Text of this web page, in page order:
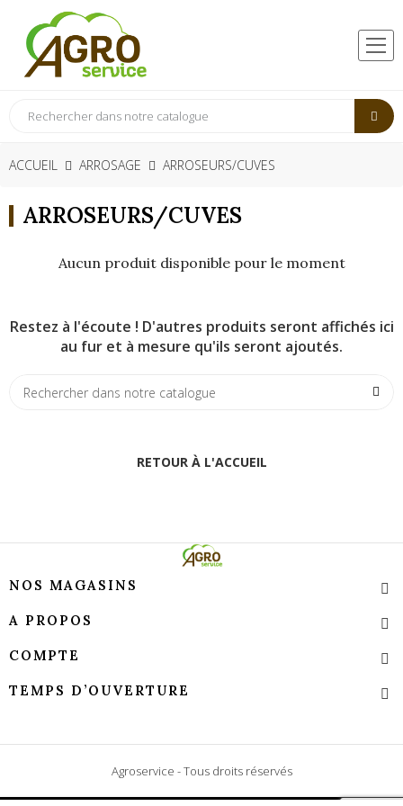
ACCUEIL ARROSAGE ARROSEURS/CUVES
ARROSEURS/CUVES
Aucun produit disponible pour le moment
Restez à l'écoute ! D'autres produits seront affichés ici
au fur et à mesure qu'ils seront ajoutés.
RETOUR À L'ACCUEIL
NOS MAGASINS
A PROPOS
COMPTE
TEMPS D’OUVERTURE
Agroservice - Tous droits réservés